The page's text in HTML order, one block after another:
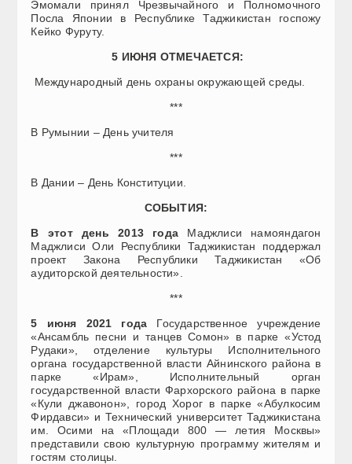
Эмомали принял Чрезвычайного и Полномочного
Посла Японии в Республике Таджикистан госпожу
Кейко Фуруту.
5 ИЮНЯ ОТМЕЧАЕТСЯ:
Международный день охраны окружающей среды.
***
В Румынии – День учителя
***
В Дании – День Конституции.
СОБЫТИЯ:
В этот день 2013 года Маджлиси намояндагон
Маджлиси Оли Республики Таджикистан поддержал
проект Закона Республики Таджикистан «Об
аудиторской деятельности».
***
5 июня 2021 года Государственное учреждение
«Ансамбль песни и танцев Сомон» в парке «Устод
Рудаки», отделение культуры Исполнительного
органа государственной власти Айнинского района в
парке «Ирам», Исполнительный орган
государственной власти Фархорского района в парке
«Кули джавонон», город Хорог в парке «Абулкосим
Фирдавси» и Технический университет Таджикистана
им. Осими на «Площади 800 — летия Москвы»
представили свою культурную программу жителям и
гостям столицы.